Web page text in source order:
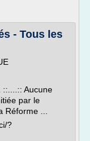
- Tous les
::....:: Aucune
par le
...
?